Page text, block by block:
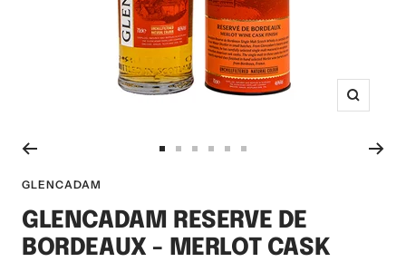
Zoom
gehengehengehengehen
gehengehen
GLENCADAM
GLENCADAM RESERVE DE
BORDEAUX - MERLOT CASK